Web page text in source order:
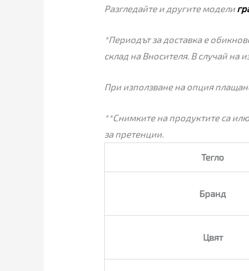
Разгледайте и другите модели
*Периодът за доставка е
склад на Вносителя. В случай на
При използване на опция
**Снимките на продуктите са
за претенции.
Тегло
Бранд
Цвят